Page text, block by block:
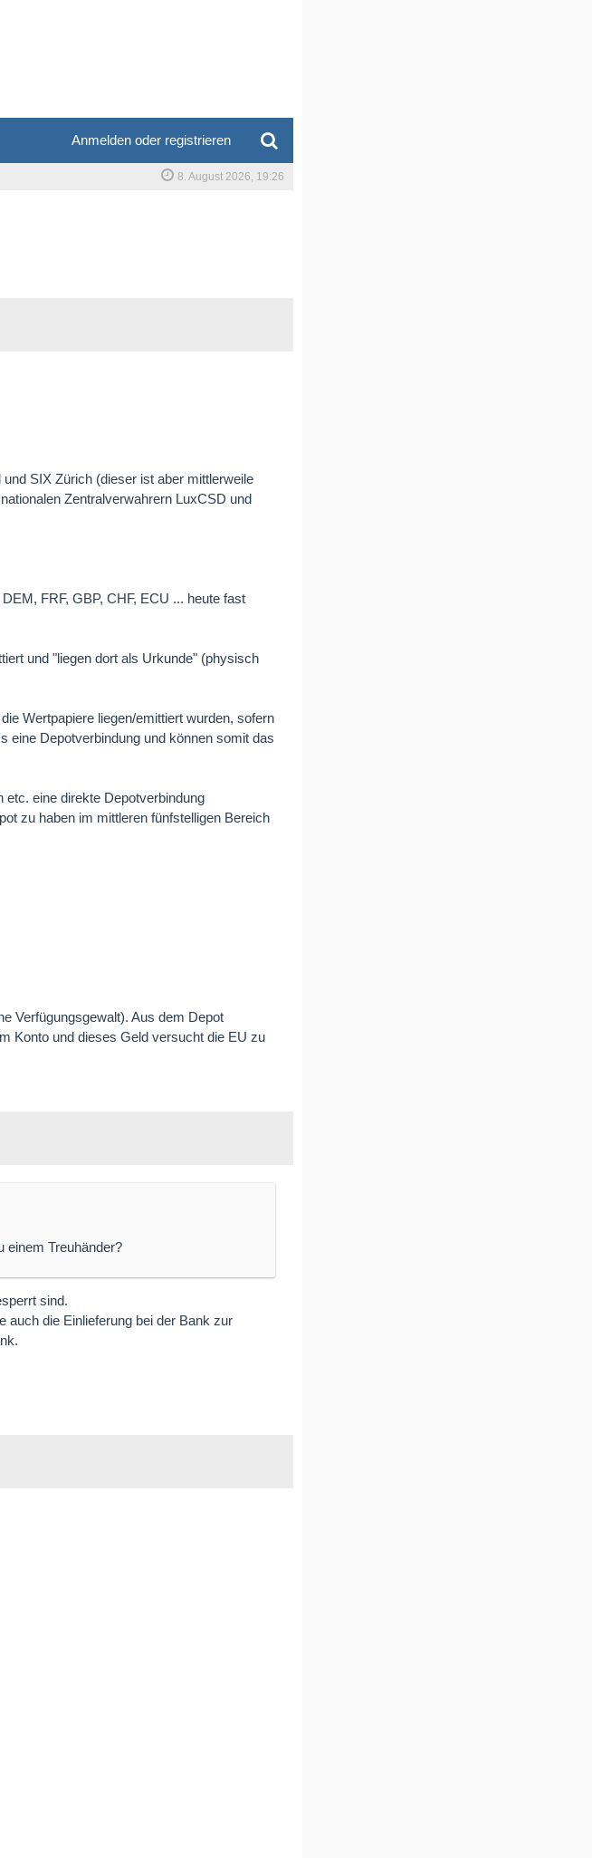
Anmelden oder registrieren
8. August 2026, 19:26
SIX Zürich (dieser ist aber mittlerweile
Zentralverwahrern LuxCSD und
FRF, GBP, CHF, ECU ... heute fast
und "liegen dort als Urkunde" (physisch
Wertpapiere liegen/emittiert wurden, sofern
eine Depotverbindung und können somit das
eine direkte Depotverbindung
zu haben im mittleren fünfstelligen Bereich
Verfügungsgewalt). Aus dem Depot
Konto und dieses Geld versucht die EU zu
einem Treuhänder?
sind.
auch die Einlieferung bei der Bank zur